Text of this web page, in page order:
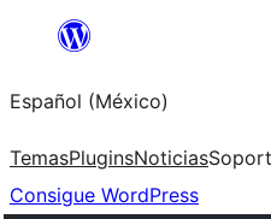
Saltar
contenido
Español (México)
TemasPluginsNoticias
Consigue WordPress